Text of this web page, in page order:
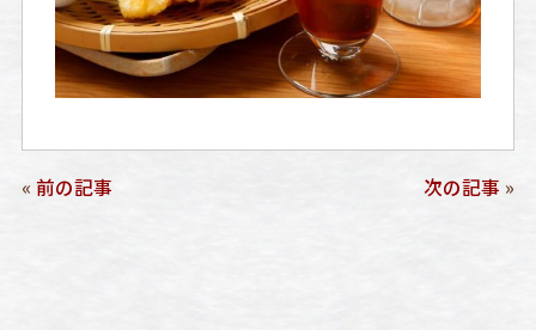
« 前の記事 次の記事 »